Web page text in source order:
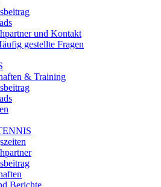
und Kontakt
gestellte Fragen
& Training
Berichte